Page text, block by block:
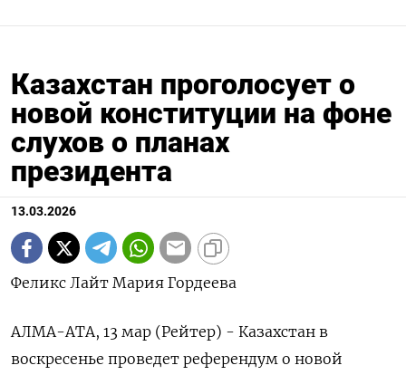
Казахстан проголосует о
новой конституции на фоне
слухов о планах
президента
13.03.2026
Феликс Лайт Мария Гордеева
АЛМА-АТА, 13 мар (Рейтер) - Казахстан в
воскресенье проведет референдум о новой